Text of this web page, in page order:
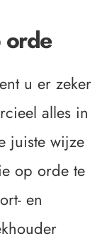
orde
u er zeker
alles in
juiste wijze
op orde te
en